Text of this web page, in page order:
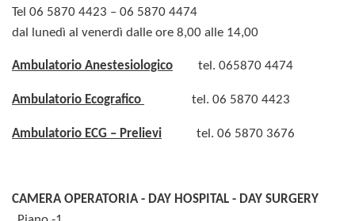
Tel 06 5870 4423 – 06 5870 4474
dal lunedì al venerdì dalle ore 8,00 alle 14,00
Ambulatorio Anestesiologico tel. 065870 4474
Ambulatorio Ecografico tel. 06 5870 4423
Ambulatorio ECG – Prelievi tel. 06 5870 3676
CAMERA OPERATORIA - DAY HOSPITAL - DAY SURGERY